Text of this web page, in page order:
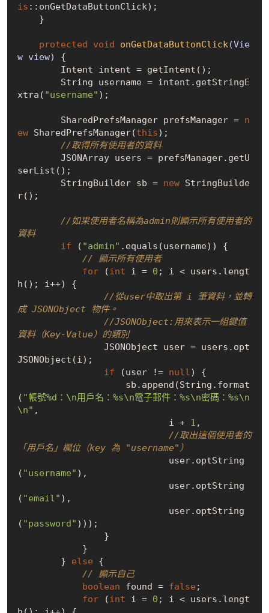
is ::onGetDataButtonClick);
protected void onGetDataButtonClick(Vie
w view)
{
xtra( "username" );
        SharedPrefsManager prefsManager =
n
ew SharedPrefsManager(this);
//取得所有使用者的資料
serList();
        StringBuilder sb =
new StringBuilde
r();
//如果使用者名稱為admin則顯示所有使用者的
資料
if ( "admin" .equals(username)) {
// 顯示所有使用者
for (int i = 0 ; i < users.lengt
h(); i++) {
//從user中取出第 i 筆資料，並轉
成 JSONObject 物件。
//JSONObject:用來表示一組鍵值
資料（Key-Value）的類別
JSONObject(i);
if (user != null) {
( "帳號%d：\n用戶名：%s\n電子郵件：%s\n密碼：%s\n
\n" ,
                            i +
1 ,
//取出這個使用者的
「用戶名」欄位（key 為 "username"）
( "username" ),
( "email" ),
( "password" )));
        }
else {
// 顯示自己
boolean found = false ;
for (int i = 0 ; i < users.lengt